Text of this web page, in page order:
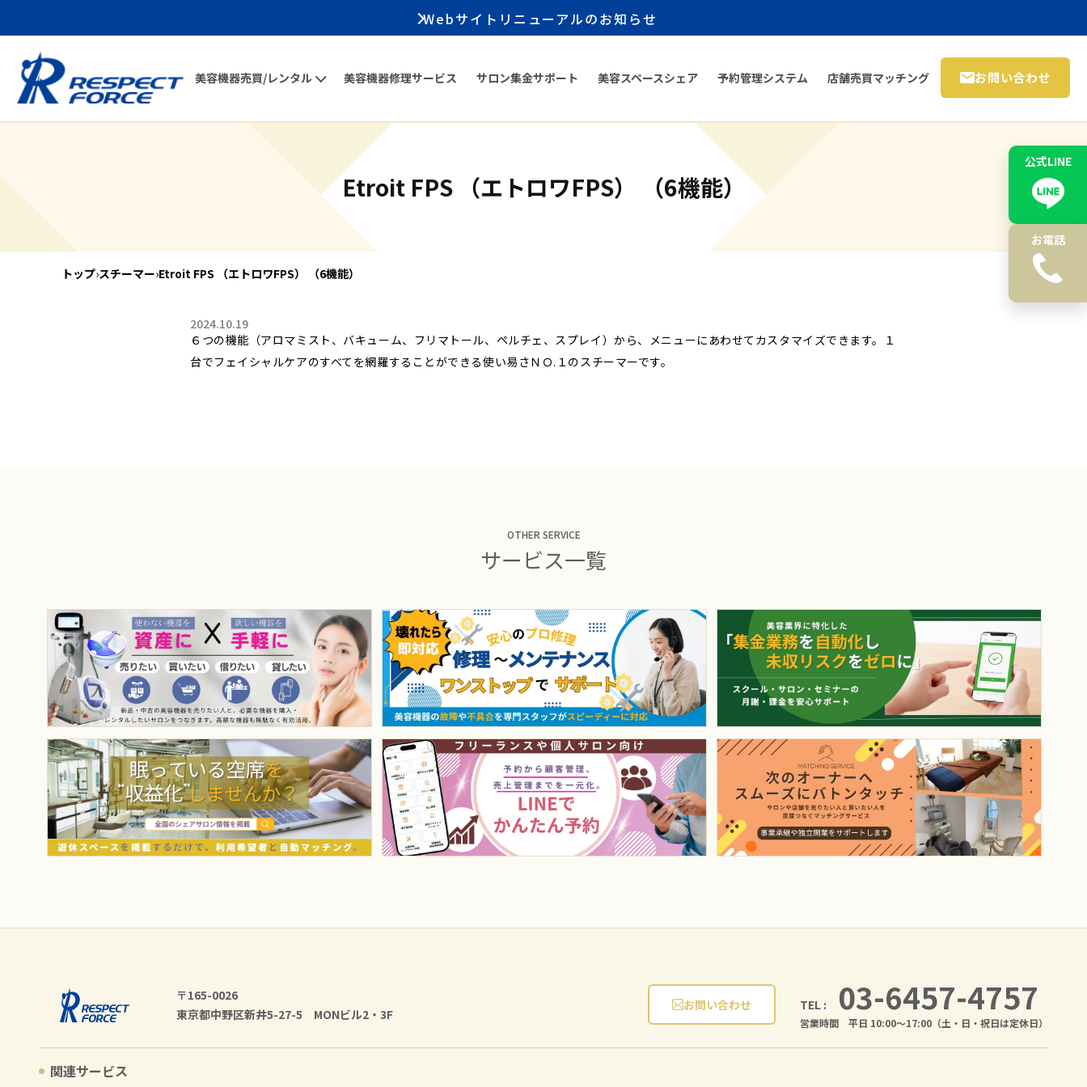
Webサイトリニューアルのお知らせ
美容機器売買/レンタル 美容機器修理サービス サロン集金サポート 美容スペースシェア 予約管理システム 店舗売買マッチング お問い合わせ
公式LINE
お電話
Etroit FPS （エトロワFPS） （6機能）
トップ›スチーマー›Etroit FPS （エトロワFPS） （6機能）
2024.10.19
６つの機能（アロマミスト、バキューム、フリマトール、ペルチェ、スプレイ）から、メニューにあわせてカスタマイズできます。１
台でフェイシャルケアのすべてを網羅することができる使い易さＮＯ.１のスチーマーです。
OTHER SERVICE
サービス一覧
〒165-0026
東京都中野区新井5-27-5 MONビル2・3F
お問い合わせ TEL : 03-6457-4757
営業時間 平日 10:00〜17:00（土・日・祝日は定休日）
関連サービス